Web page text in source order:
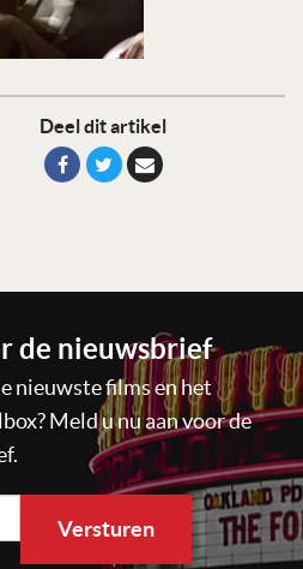
Deel dit artikel
de nieuwsbrief
nieuwste films en het
Meld u nu aan voor de